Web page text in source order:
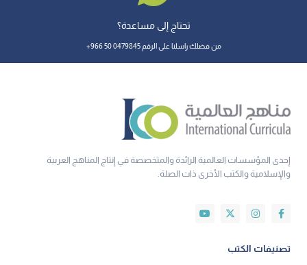
تحتاج إلى مساعدة؟
من فضلك راسلنا على الرقم 0479845 50 966+
إحدى المؤسسات العالمية الرائدة والمتخصصة في إنتاج المناهج العربية
والإسلامية والكتب الأخرى ذات الصلة.
تصنيفات الكتب